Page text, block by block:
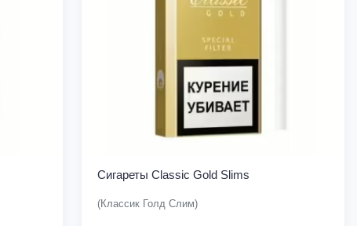
Сигареты Classic Gold Slims
(Классик Голд Слим)